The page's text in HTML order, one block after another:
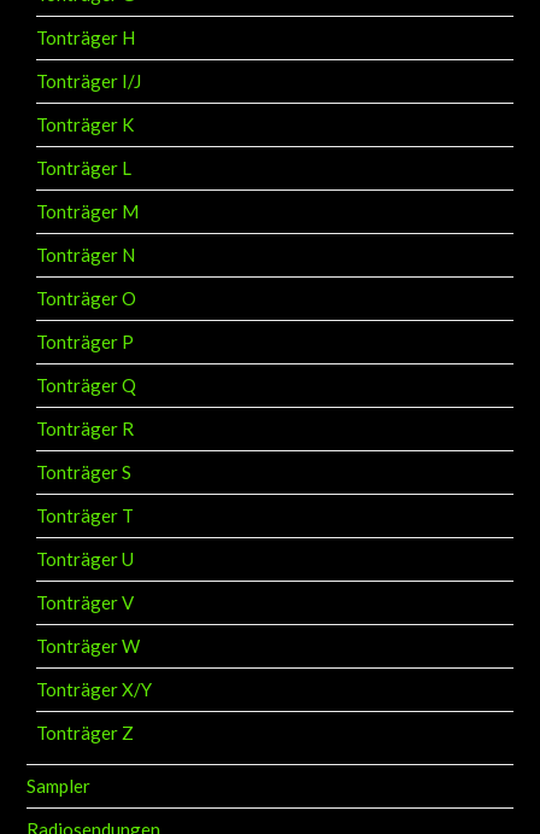
Tonträger H
Tonträger I/J
Tonträger K
Tonträger L
Tonträger M
Tonträger N
Tonträger O
Tonträger P
Tonträger Q
Tonträger R
Tonträger S
Tonträger T
Tonträger U
Tonträger V
Tonträger W
Tonträger X/Y
Tonträger Z
Sampler
Radiosendungen